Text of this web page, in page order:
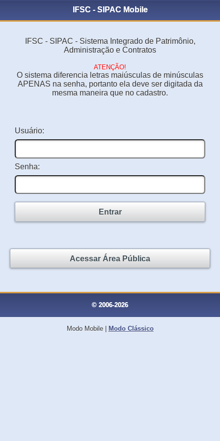
IFSC - SIPAC Mobile
IFSC - SIPAC - Sistema Integrado de Patrimônio,
Administração e Contratos
ATENÇÃO!
O sistema diferencia letras maiúsculas de minúsculas
APENAS na senha, portanto ela deve ser digitada da
mesma maneira que no cadastro.
Usuário:
Senha:
Entrar
Acessar Área Pública
© 2006-2026
Modo Mobile| Modo Clássico